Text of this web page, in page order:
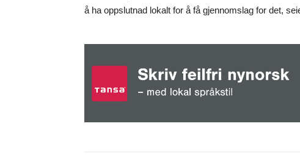
å ha oppslutnad lokalt for å få gjennomslag for det,